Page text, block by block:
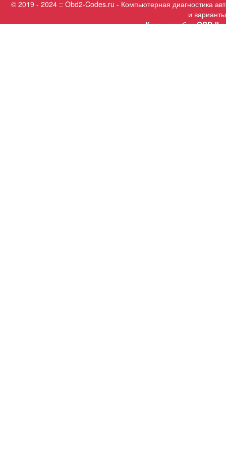
© 2019 - 2024 :: Obd2-Codes.ru - Компьютерная диагностика
и
Коды ошибок OBD-II